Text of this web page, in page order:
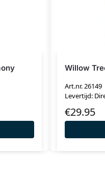
Willow
Art.nr. 26149
Levertijd:
€29.95